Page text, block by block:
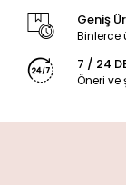
Geniş
Binlerce
7 / 24
Öneri ve